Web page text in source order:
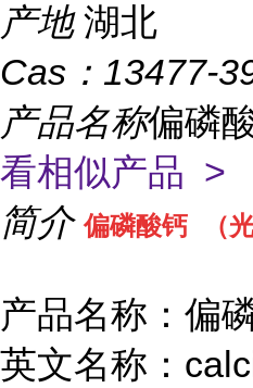
产地 湖北
Cas： 13477-
产品名称偏磷
看相似产品 >
简介 偏磷酸钙 （光
产品名称：偏
英文名称：